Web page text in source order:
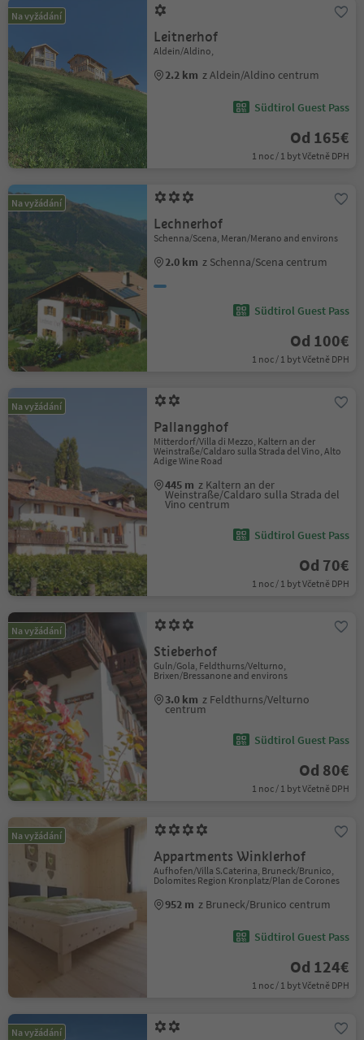
Na vyžádání
Leitnerhof
Aldein/Aldino,
2.2 km z Aldein/Aldino centrum
Südtirol Guest Pass
Od 165€
1 noc / 1 byt Včetně DPH
Na vyžádání
Lechnerhof
Schenna/Scena, Meran/Merano and environs
2.0 km z Schenna/Scena centrum
Südtirol Guest Pass
Od 100€
1 noc / 1 byt Včetně DPH
Na vyžádání
Pallangghof
Mitterdorf/Villa di Mezzo, Kaltern an der
Weinstraße/Caldaro sulla Strada del Vino, Alto
Adige Wine Road
445 m z Kaltern an der
Weinstraße/Caldaro sulla Strada del
Vino centrum
Südtirol Guest Pass
Od 70€
1 noc / 1 byt Včetně DPH
Na vyžádání
Stieberhof
Guln/Gola, Feldthurns/Velturno,
Brixen/Bressanone and environs
3.0 km z Feldthurns/Velturno
centrum
Südtirol Guest Pass
Od 80€
1 noc / 1 byt Včetně DPH
Na vyžádání
Appartments Winklerhof
Aufhofen/Villa S.Caterina, Bruneck/Brunico,
Dolomites Region Kronplatz/Plan de Corones
952 m z Bruneck/Brunico centrum
Südtirol Guest Pass
Od 124€
1 noc / 1 byt Včetně DPH
Na vyžádání